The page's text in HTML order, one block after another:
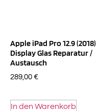
Apple iPad Pro 12.9 (2018)
Display Glas Reparatur /
Austausch
289,00 €
In den Warenkorb